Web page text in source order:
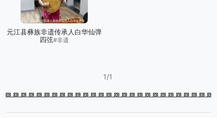
元江县彝族非遗传承人白华仙弹
四弦#非遗
1/1